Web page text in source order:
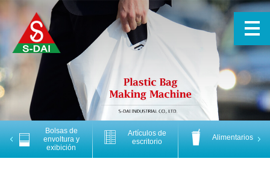
Previous
Bolsas de
envoltura y
exibición
Artículos de
escritorio
Alimentarios